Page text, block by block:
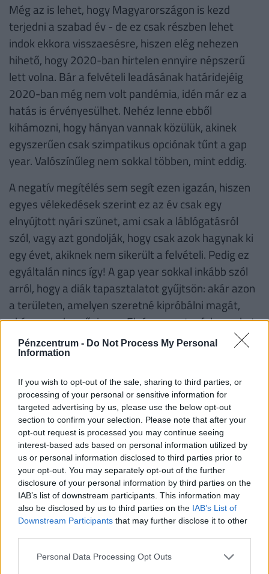
Pénzcentrum - Do Not Process My Personal
Information
If you wish to opt-out of the sale, sharing to third parties, or
processing of your personal or sensitive information for
targeted advertising by us, please use the below opt-out
section to confirm your selection. Please note that after your
opt-out request is processed you may continue seeing
interest-based ads based on personal information utilized by
us or personal information disclosed to third parties prior to
your opt-out. You may separately opt-out of the further
disclosure of your personal information by third parties on the
IAB’s list of downstream participants. This information may
also be disclosed by us to third parties on the IAB’s List of
Downstream Participants that may further disclose it to other
Personal Data Processing Opt Outs
Még az is lehet, hogy Magyarországon is kezd
terjedni a szabad év - de ez csak részben lehet
indok ekkora visszaesésre, hiszen elég nehezen
hihető, hogy 2020-ban hirtelen ennyire népszerű
lett volna. Bár a felvételi leadásának határidejéig
2020-ban még nem volt pandémia, idén már ez a
hatás is érvényesülhet. Nehéz lenne ebből
kihámozni, hogy hányan vannak közülük, akinek
egyszerűen csak szimpatikus opciónak tűnt a gap
year. Valószínűleg nem sokkal többen, mint eddig.
A negatív megítélés sem segít ezen igazán, hiszen
egyes vélekedések szerint ez az év csak egy
elnyújtott nyári szünet, ami csak a láblógatásról
szól, vagy azt gondolják, hogy csak azok hagynak ki
egy évet, akiknek nem sikerült a felvételi. Pedig ez
egyáltalán nincs így! A gap year sokkal inkább szól
arról, hogy a diák tapasztalatot gyűjtsön: akár azon
a területen, amelyen szeretné kipróbálni magát,
akár a munkaerőpiacon. Elvégezzen tanfolyamokat,
így új készségekre, tudásra tegyen szert, vagy
például fejlessze a nyelvtudását - sokszor ezért a
járványhelyzet valószínűleg 2021-ben sem teszi
lehetővé.
LAKÁST, HÁZAT VENNÉL, DE NINCS ELÉG
PÉNZED? VAN OLCSÓ MEGOLDÁS!
A Pénzcentrum lakáshitel-kalkulátoraszerint
ma30 000 000 forintot 20 éves futamidőre már
6,62 százalékos THM-el, havi 184 778 Ft
forintos törlesztővel fel lehet venniaK&H
Banknál.
De nem sokkal marad el ettől a többi
hazai nagybank ajánlata sem: